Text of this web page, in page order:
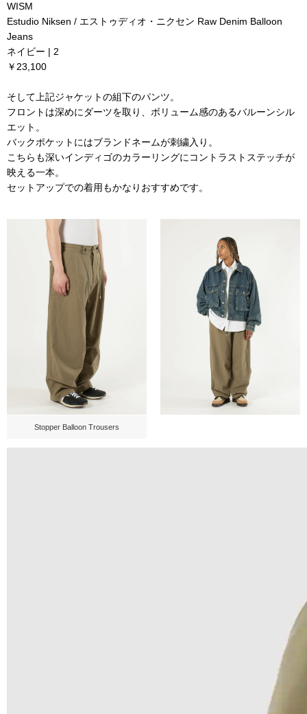
WISM
Estudio Niksen / エストゥディオ・ニクセン Raw Denim Balloon
Jeans
ネイビー | 2
￥23,100
そして上記ジャケットの組下のパンツ。
フロントは深めにダーツを取り、ボリューム感のあるバルーンシル
エット。
バックポケットにはブランドネームが刺繍入り。
こちらも深いインディゴのカラーリングにコントラストステッチが
映える一本。
セットアップでの着用もかなりおすすめです。
Stopper Balloon Trousers